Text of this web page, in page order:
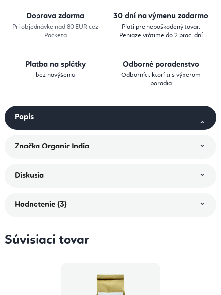
Doprava zdarma
Pri objednávke nad 80 EUR cez
Packeta
30 dní na výmenu zadarmo
Platí pre nepoškodený tovar.
Peniaze vrátime do 2 prac. dní
Platba na splátky
bez navýšenia
Odborné poradenstvo
Odborníci, ktorí ti s výberom
poradia
Popis
Značka Organic India
Diskusia
Hodnotenie (3)
Súvisiaci tovar